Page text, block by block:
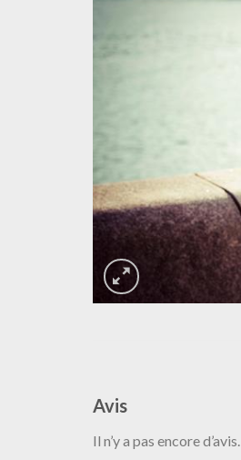
Avis
Il n’y a pas encore d’avis.